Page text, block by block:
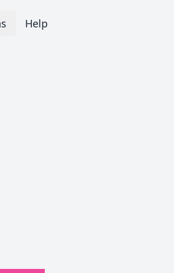
Help